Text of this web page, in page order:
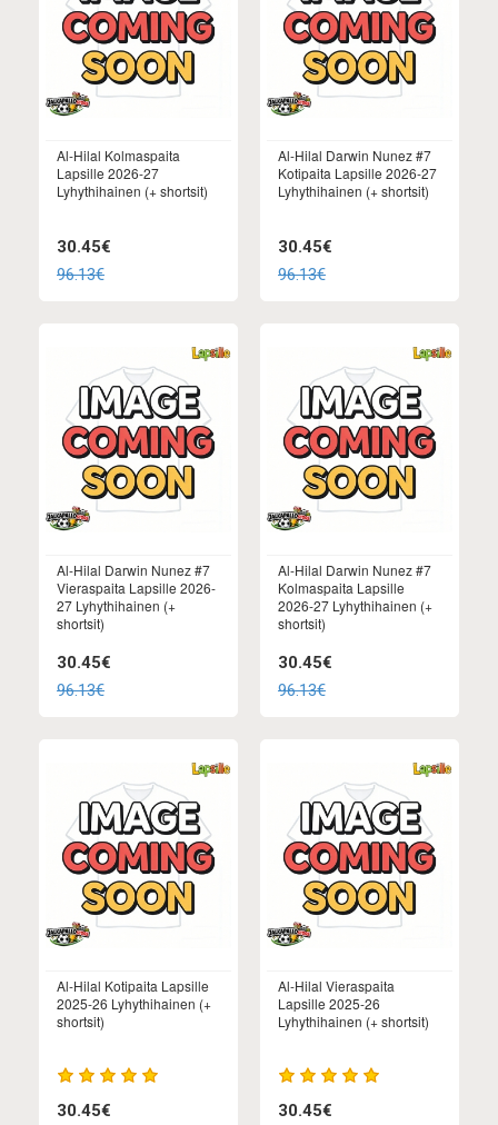
Al-Hilal Kolmaspaita
Lapsille 2026-27
Lyhythihainen (+ shortsit)
30.45€
96.13€
Al-Hilal Darwin Nunez #7
Kotipaita Lapsille 2026-27
Lyhythihainen (+ shortsit)
30.45€
96.13€
Al-Hilal Darwin Nunez #7
Vieraspaita Lapsille 2026-
27 Lyhythihainen (+
shortsit)
30.45€
96.13€
Al-Hilal Darwin Nunez #7
Kolmaspaita Lapsille
2026-27 Lyhythihainen (+
shortsit)
30.45€
96.13€
Al-Hilal Kotipaita Lapsille
2025-26 Lyhythihainen (+
shortsit)
30.45€
Al-Hilal Vieraspaita
Lapsille 2025-26
Lyhythihainen (+ shortsit)
30.45€